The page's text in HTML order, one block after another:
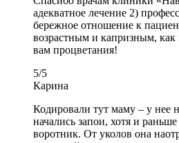
адекватное лечение 2)
бережное отношение к
возрастным и капризным,
вам процветания!
5/5
Карина
Кодировали тут маму – у нее
начались запои, хотя и раньше
воротник. От уколов она